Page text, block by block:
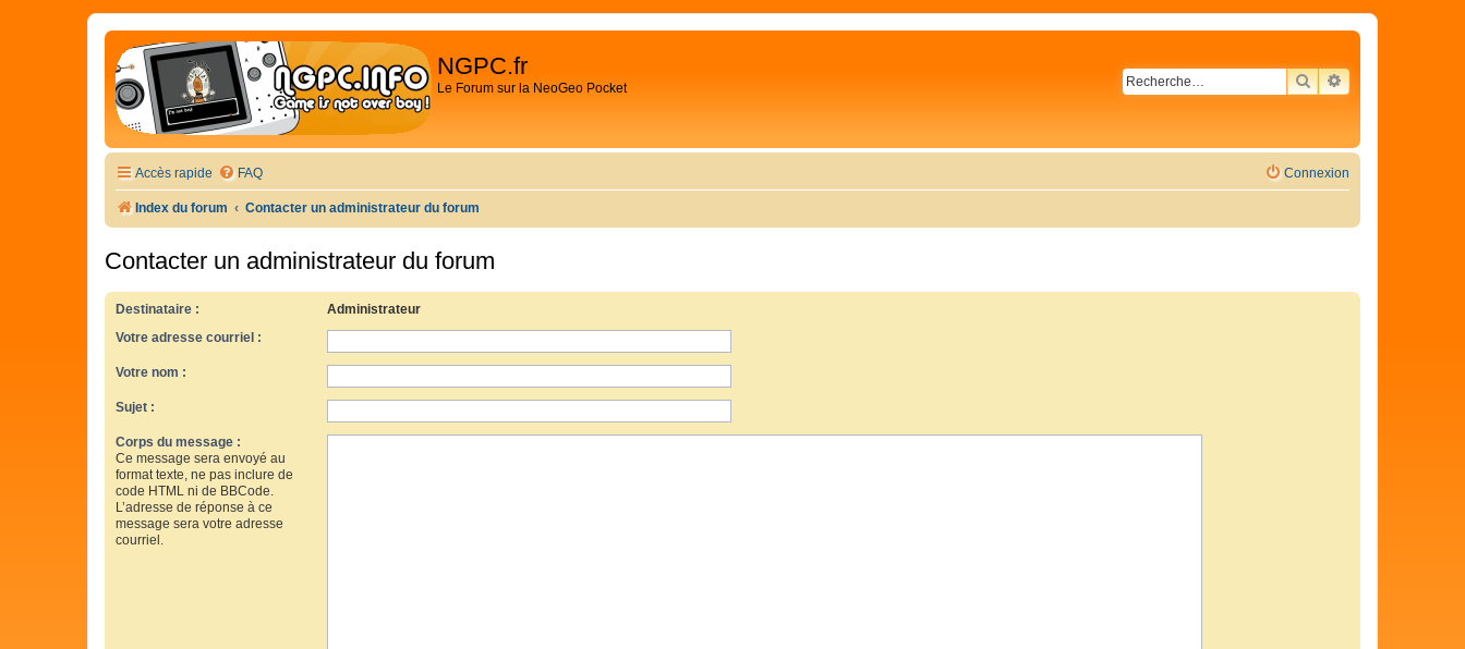
NGPC.fr
Le Forum sur la NeoGeo Pocket RECHERCHER
RECHERCHE
Accès rapide FAQ Connexion
Index du forum Contacter un administrateur du forum
Contacter un administrateur du forum
Destinataire :
Administrateur
Votre adresse courriel :
Votre nom :
Sujet :
Corps du message :
Ce message sera envoyé au
format texte, ne pas inclure de
code HTML ni de BBCode.
L’adresse de réponse à ce
message sera votre adresse
courriel.